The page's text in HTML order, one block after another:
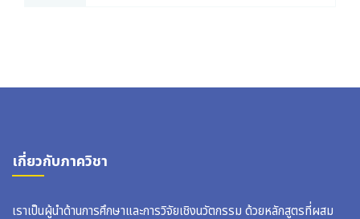
เกี่ยวกับภาควิชา
เราเป็นผู้นำด้านการศึกษาและการวิจัยเชิงนวัตกรรม ด้วยหลักสูตรที่ผสม